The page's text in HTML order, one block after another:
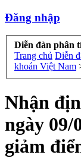
Đăng nhập
Diễn đàn phân
Trang chủ Diễn
khoán Việt Nam
Nhận
ngày 09/
giảm